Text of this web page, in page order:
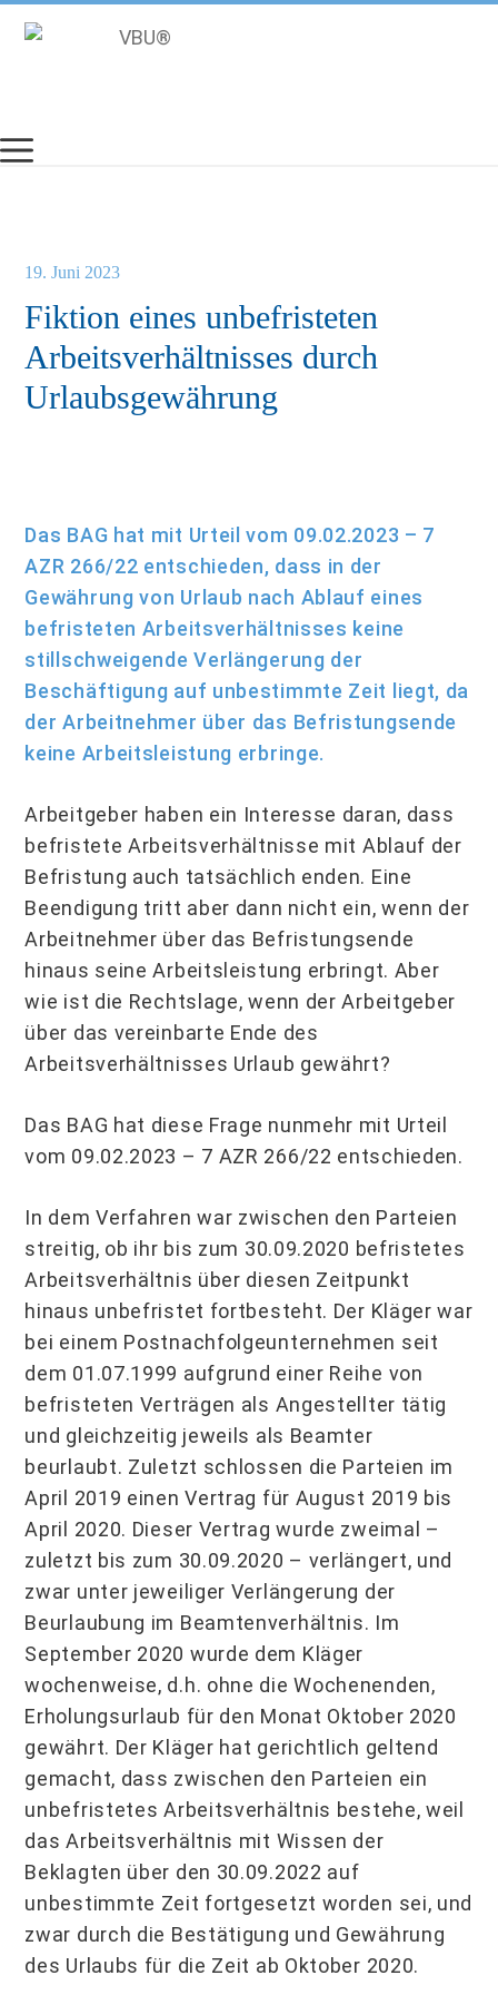
Inhalt
Fiktion eines unbefristeten
Arbeitsverhältnisses durch
Urlaubsgewährung
19. Juni 2023
Das BAG hat mit Urteil vom 09.02.2023 – 7
AZR 266/22 entschieden, dass in der
Gewährung von Urlaub nach Ablauf eines
befristeten Arbeitsverhältnisses keine
stillschweigende Verlängerung der
Beschäftigung auf unbestimmte Zeit liegt, da
der Arbeitnehmer über das Befristungsende
keine Arbeitsleistung erbringe.
Arbeitgeber haben ein Interesse daran, dass
befristete Arbeitsverhältnisse mit Ablauf der
Befristung auch tatsächlich enden. Eine
Beendigung tritt aber dann nicht ein, wenn der
Arbeitnehmer über das Befristungsende
hinaus seine Arbeitsleistung erbringt. Aber
wie ist die Rechtslage, wenn der Arbeitgeber
über das vereinbarte Ende des
Arbeitsverhältnisses Urlaub gewährt?
Das BAG hat diese Frage nunmehr mit Urteil
vom 09.02.2023 – 7 AZR 266/22 entschieden.
In dem Verfahren war zwischen den Parteien
streitig, ob ihr bis zum 30.09.2020 befristetes
Arbeitsverhältnis über diesen Zeitpunkt
hinaus unbefristet fortbesteht. Der Kläger war
bei einem Postnachfolgeunternehmen seit
dem 01.07.1999 aufgrund einer Reihe von
befristeten Verträgen als Angestellter tätig
und gleichzeitig jeweils als Beamter
beurlaubt. Zuletzt schlossen die Parteien im
April 2019 einen Vertrag für August 2019 bis
April 2020. Dieser Vertrag wurde zweimal –
zuletzt bis zum 30.09.2020 – verlängert, und
zwar unter jeweiliger Verlängerung der
Beurlaubung im Beamtenverhältnis. Im
September 2020 wurde dem Kläger
wochenweise, d.h. ohne die Wochenenden,
Erholungsurlaub für den Monat Oktober 2020
gewährt. Der Kläger hat gerichtlich geltend
gemacht, dass zwischen den Parteien ein
unbefristetes Arbeitsverhältnis bestehe, weil
das Arbeitsverhältnis mit Wissen der
Beklagten über den 30.09.2022 auf
unbestimmte Zeit fortgesetzt worden sei, und
zwar durch die Bestätigung und Gewährung
des Urlaubs für die Zeit ab Oktober 2020.